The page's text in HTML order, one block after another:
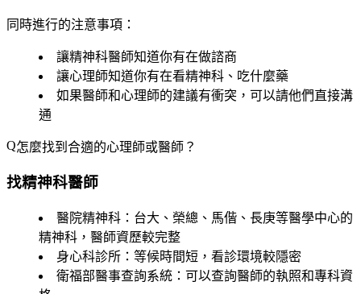
同時進行的注意事項 ：
讓精神科醫師知道你有在做諮商
讓心理師知道你有在看精神科、吃什麼藥
如果醫師和心理師的建議有衝突，可以請他們直接溝
通
怎麼找到合適的心理師或醫師？
找精神科醫師
醫院精神科 ：台大、榮總、馬偕、長庚等醫學中心的
精神科，醫師資歷較完整
身心科診所 ：等候時間短，看診環境較隱密
衛福部醫事查詢系統 ：可以查詢醫師的執照和專科資